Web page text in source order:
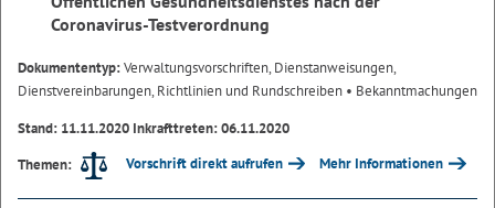
Coronavirus-Testverordnung
Dokumententyp:Verwaltungsvorschriften, Dienstanweisungen,
Dienstvereinbarungen, Richtlinien und Rundschreiben • Bekanntmachungen
Stand: 11.11.2020 Inkrafttreten: 06.11.2020
Themen:
Vorschrift direkt aufrufen Mehr Informationen